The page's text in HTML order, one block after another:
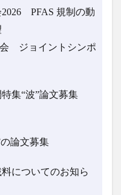
PFAS 規制の動
会 ジョイントシンポ
集“波”論文募集
論文募集
料についてのお知ら